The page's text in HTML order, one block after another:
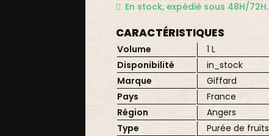
En stock, expédié sous 48H/72H.
CARACTÉRISTIQUES
Volume
1 L
Disponibilité
in_stock
Marque
Giffard
Pays
France
Région
Angers
Type
Purée de fruits